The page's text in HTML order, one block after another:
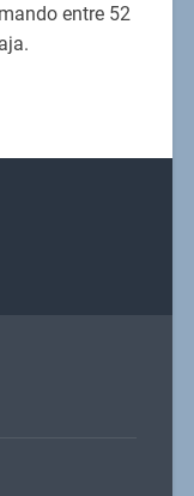
entre 52